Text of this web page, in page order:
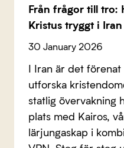
Från frågor till tro:
Kristus tryggt i Iran
30 January 2026
I Iran är det
utforska
statlig övervakning
plats med Kairos,
lärjungaskap i